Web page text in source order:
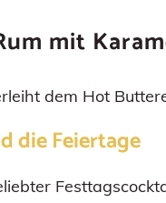
mit
dem Hot
die Feiertage